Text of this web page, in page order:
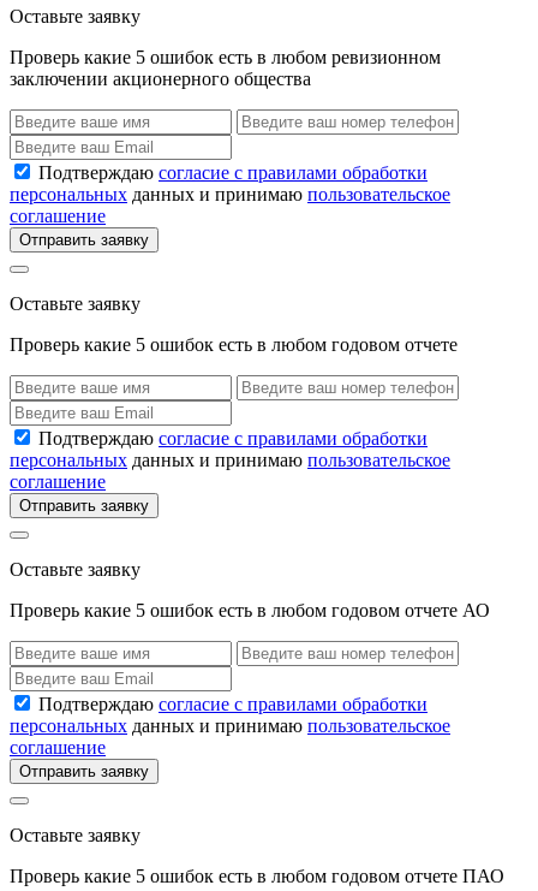
Оставьте заявку
Проверь какие 5 ошибок есть в любом ревизионном
заключении акционерного общества
Подтверждаю согласие с правилами обработки
персональных данных и принимаю пользовательское
соглашение
Отправить заявку
Оставьте заявку
Проверь какие 5 ошибок есть в любом годовом отчете
Подтверждаю согласие с правилами обработки
персональных данных и принимаю пользовательское
соглашение
Отправить заявку
Оставьте заявку
Проверь какие 5 ошибок есть в любом годовом отчете АО
Подтверждаю согласие с правилами обработки
персональных данных и принимаю пользовательское
соглашение
Отправить заявку
Оставьте заявку
Проверь какие 5 ошибок есть в любом годовом отчете ПАО